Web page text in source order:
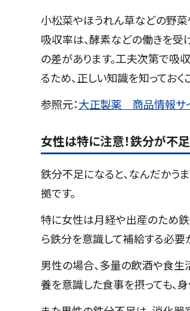
小松菜やほうれん草などの野菜
吸収率は、酵素などの働きを受
の差があります。工夫次第で吸
るため、正しい知識を知っておく
参照元：大正製薬 商品情報サ
女性は特に注意！鉄分が不
鉄分不足になると、なんだかう
拠です。
特に女性は月経や出産のため鉄
ら鉄分を意識して補給する必要
男性の場合、多量の飲酒や食生
養を意識した食事を摂っても、